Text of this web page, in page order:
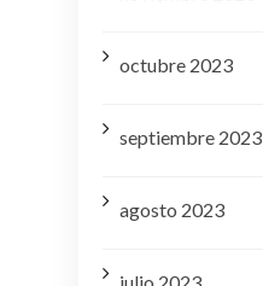
octubre 2023
septiembre 2023
agosto 2023
julio 2023